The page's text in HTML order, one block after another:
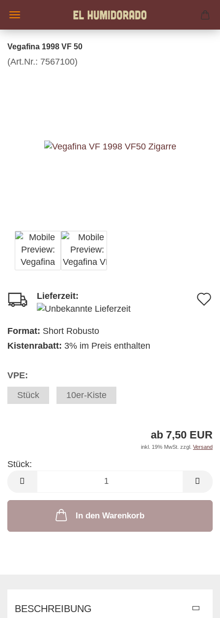
Vegafina 1998 VF 50
(Art.Nr.: 7567100)
Lieferzeit:
Format: Short Robusto
Kistenrabatt: 3% im Preis enthalten
VPE:
Stück
10er-Kiste
ab 7,50 EUR
inkl. 19% MwSt. zzgl. Versand
Stück:
Stück
In den Warenkorb
BESCHREIBUNG